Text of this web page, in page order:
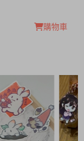
購物車